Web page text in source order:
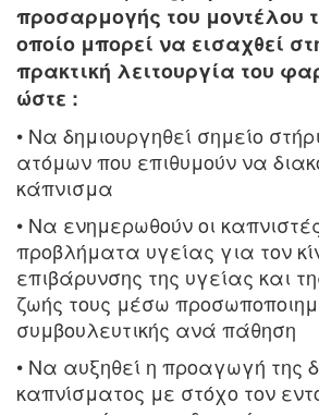
προσαρμογής του μοντέλου
οποίο μπορεί να εισαχθεί
πρακτική λειτουργία του
ώστε :
• Να δημιουργηθεί σημείο
ατόμων που επιθυμούν να
κάπνισμα
• Να ενημερωθούν οι
προβλήματα υγείας για τον
επιβάρυνσης της υγείας και
ζωής τους μέσω
συμβουλευτικής ανά πάθηση
• Να αυξηθεί η προαγωγή της
καπνίσματος με στόχο τον